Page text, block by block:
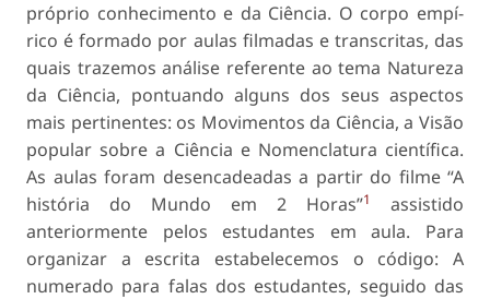
próprio conhecimento e da Ciência. O corpo empí­
rico é formado por aulas filmadas e transcritas, das
quais trazemos análise referente ao tema Natureza
da Ciência, pontuando alguns dos seus aspectos
mais per­tinentes: os Movimentos da Ciência, a Visão
popular sobre a Ciência e Nomenclatura científica.
As aulas foram desencadeadas a partir do filme “A
história do Mundo em 2 Horas”1
assistido
anteriormente pelos estudantes em aula. Para
organizar a escrita estabe­lecemos o código: A
numerado para falas dos estu­dantes, seguido das